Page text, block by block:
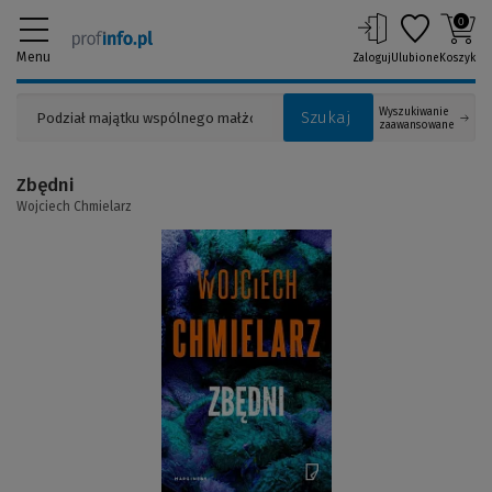
Menu
Szukaj
Wyszukiwanie
zaawansowane
ZalogujUlubione
0
Koszyk
(Link
do
strony)
Zbędni
Wojciech Chmielarz